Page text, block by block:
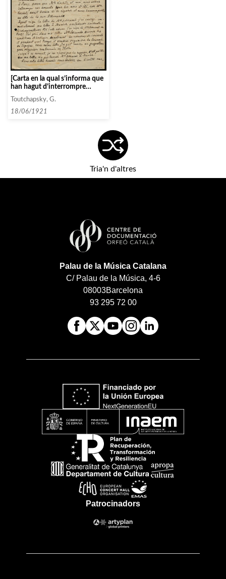
[Carta en la qual s’informa que
han hagut d’interrompre
alguns concerts]
Toutchapsky, G.
18/06/1921
Tria'n d'altres
Palau de la Música Catalana
C/ Palau de la Música, 4-6
08003Barcelona
93 295 72 00
Patrocinadors